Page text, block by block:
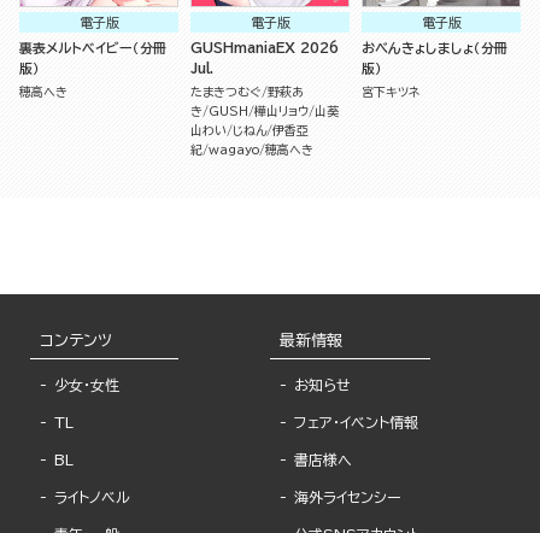
電子版
裏表メルトベイビー（分冊
版）
穂高へき
電子版
GUSHmaniaEX 2026
Jul.
たまきつむぐ 野萩あ
き
GUSH 樺山リョウ 山葵
山わい
じねん 伊香亞
紀 wagayo 穂高へき
電子版
おべんきょしましょ（分冊
版）
宮下キツネ
コンテンツ
少女・女性
TL
BL
ライトノベル
最新情報
お知らせ
フェア・イベント情報
書店様へ
海外ライセンシー